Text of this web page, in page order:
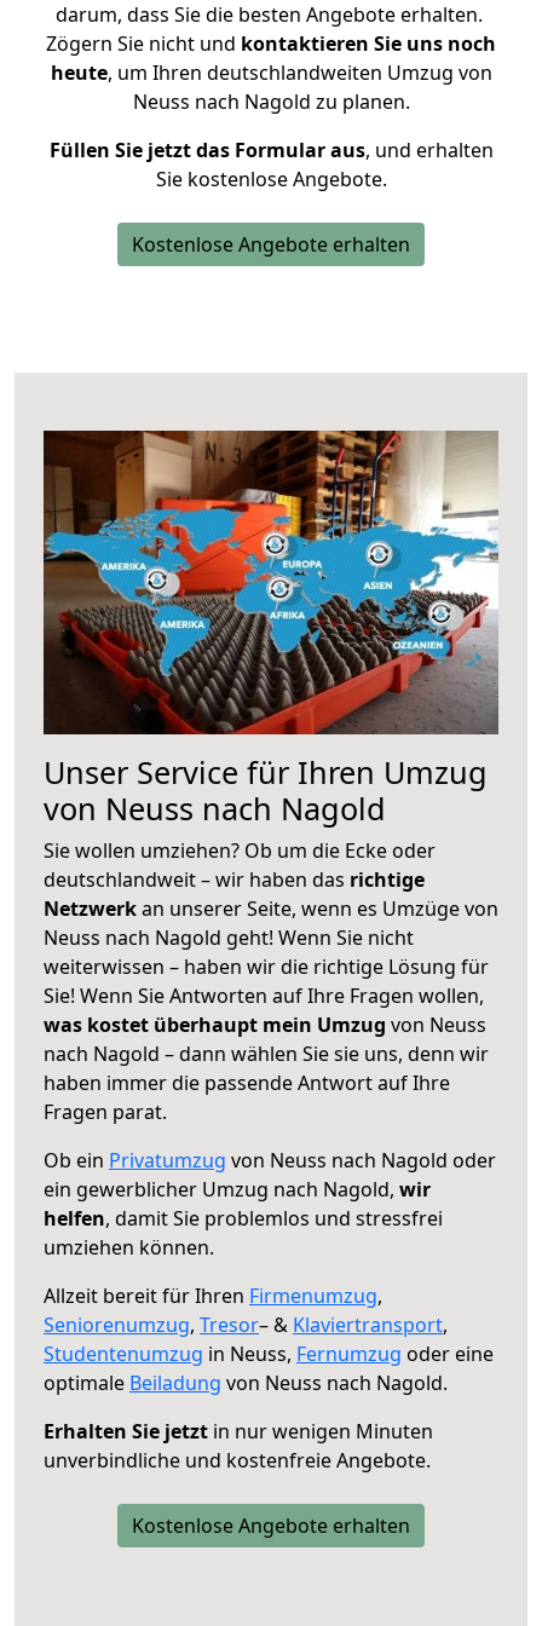
darum, dass Sie die besten Angebote erhalten.
Zögern Sie nicht und kontaktieren Sie uns noch
heute, um Ihren deutschlandweiten Umzug von
Neuss nach Nagold zu planen.
Füllen Sie jetzt das Formular aus, und erhalten
Sie kostenlose Angebote.
Kostenlose Angebote erhalten
Unser Service für Ihren Umzug
von Neuss nach Nagold
Sie wollen umziehen? Ob um die Ecke oder
deutschlandweit – wir haben das richtige
Netzwerkan unserer Seite, wenn es Umzüge von
Neuss nach Nagold geht! Wenn Sie nicht
weiterwissen – haben wir die richtige Lösung für
Sie! Wenn Sie Antworten auf Ihre Fragen wollen,
was kostet überhaupt mein Umzug von Neuss
nach Nagold – dann wählen Sie sie uns, denn wir
haben immer die passende Antwort auf Ihre
Fragen parat.
Ob ein Privatumzug von Neuss nach Nagold oder
ein gewerblicher Umzug nach Nagold, wir
helfen, damit Sie problemlos und stressfrei
umziehen können.
Allzeit bereit für Ihren Firmenumzug,
Seniorenumzug, Tresor– & Klaviertransport,
Studentenumzug in Neuss, Fernumzug oder eine
optimale Beiladung von Neuss nach Nagold.
Erhalten Sie jetzt in nur wenigen Minuten
unverbindliche und kostenfreie Angebote.
Kostenlose Angebote erhalten